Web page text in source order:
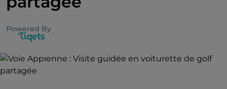
Powered By